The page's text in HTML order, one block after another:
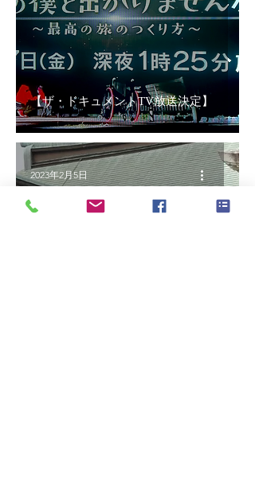
【ザ・ドキュメントTV放送決定】
2023年2月5日